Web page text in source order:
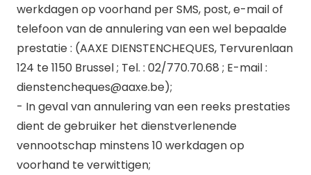
werkdagen op voorhand per SMS, post, e-mail of
telefoon van de annulering van een wel bepaalde
prestatie : (AAXE DIENSTENCHEQUES, Tervurenlaan
124 te 1150 Brussel ; Tel. : 02/770.70.68 ; E-mail :
dienstencheques@aaxe.be);
- In geval van annulering van een reeks prestaties
dient de gebruiker het dienstverlenende
vennootschap minstens 10 werkdagen op
voorhand te verwittigen;